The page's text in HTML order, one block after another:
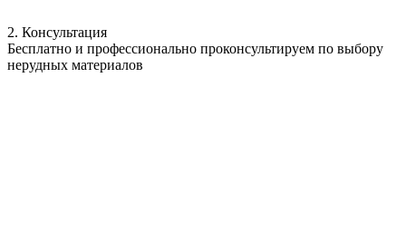
2. Консультация
Бесплатно и профессионально проконсультируем по выбору
нерудных материалов